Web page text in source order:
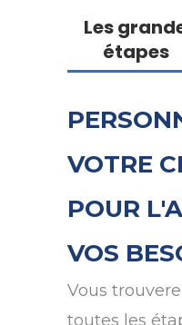
Les
étapes
VOTRE
POUR
VOS
Vous
toutes les